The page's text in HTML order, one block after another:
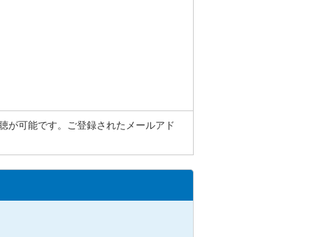
が可能です。ご登録されたメールアド